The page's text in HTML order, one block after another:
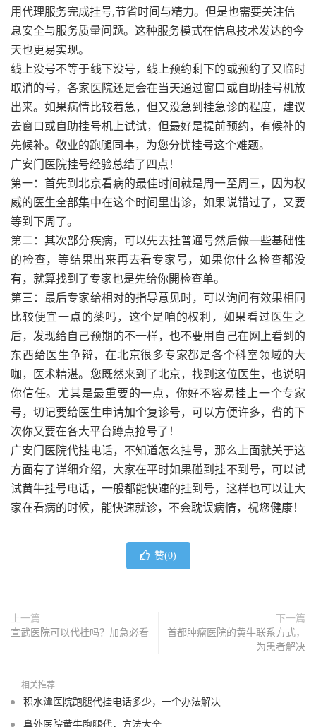
用代理服务完成挂号,节省时间与精力。但是也需要关注信
息安全与服务质量问题。这种服务模式在信息技术发达的今
天也更易实现。
线上没号不等于线下没号，线上预约剩下的或预约了又临时
取消的号，各家医院还是会在当天通过窗口或自助挂号机放
出来。如果病情比较着急，但又没急到挂急诊的程度，建议
去窗口或自助挂号机上试试，但最好是提前预约，有候补的
先候补。敬业的跑腿同事，为您分忧挂号这个难题。
广安门医院挂号经验总结了四点！
第一：首先到北京看病的最佳时间就是周一至周三，因为权
威的医生全部集中在这个时间里出诊，如果说错过了，又要
等到下周了。
第二：其次部分疾病，可以先去挂普通号然后做一些基础性
的检查，等结果出来再去看专家号，如果你什么检查都没
有，就算找到了专家也是先给你開检查单。
第三：最后专家给相对的指导意见时，可以询问有效果相同
比较便宜一点的薬吗，这个是咱的权利，如果看过医生之
后，发现给自己预期的不一样，也不要用自己在网上看到的
东西给医生争辩，在北京很多专家都是各个科室领域的大
咖，医术精湛。您既然来到了北京，找到这位医生，也说明
你信任。尤其是最重要的一点，你好不容易挂上一个专家
号，切记要给医生申请加个复诊号，可以方便许多，省的下
次你又要在各大平台蹲点抢号了！
广安门医院代挂电话，不知道怎么挂号，那么上面就关于这
方面有了详细介绍，大家在平时如果碰到挂不到号，可以试
试黄牛挂号电话，一般都能快速的挂到号，这样也可以让大
家在看病的时候，能快速就诊，不会耽误病情，祝您健康！
赞(0)
上一篇
宣武医院可以代挂吗？加急必看
下一篇
首都肿瘤医院的黄牛联系方式，
为患者解决
相关推荐
积水潭医院跑腿代挂电话多少，一个办法解决
阜外医院黄牛跑腿代，方法大全